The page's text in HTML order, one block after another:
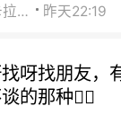
巴黎小卡拉咪 昨天22:19
呀找朋友，
的那种😮‍💨